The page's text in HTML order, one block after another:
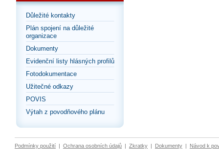
Důležité kontakty
Plán spojení na důležité
organizace
Dokumenty
Evidenční listy hlásných profilů
Fotodokumentace
Užitečné odkazy
POVIS
Výtah z povodňového plánu
Podmínky použití | Ochrana osobních údajů | Zkratky | Dokumenty | Návod k